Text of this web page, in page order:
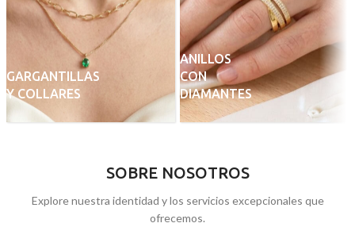
GARGANTILLAS
Y COLLARES
ANILLOS
CON
DIAMANTES
SOBRE NOSOTROS
Explore nuestra identidad y los servicios excepcionales que
ofrecemos.